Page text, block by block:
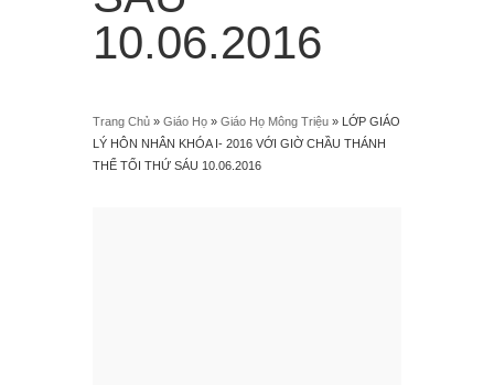
10.06.2016
Trang Chủ » Giáo Họ » Giáo Họ Mông Triệu » LỚP GIÁO
LÝ HÔN NHÂN KHÓA I- 2016 VỚI GIỜ CHẦU THÁNH
THỂ TỐI THỨ SÁU 10.06.2016